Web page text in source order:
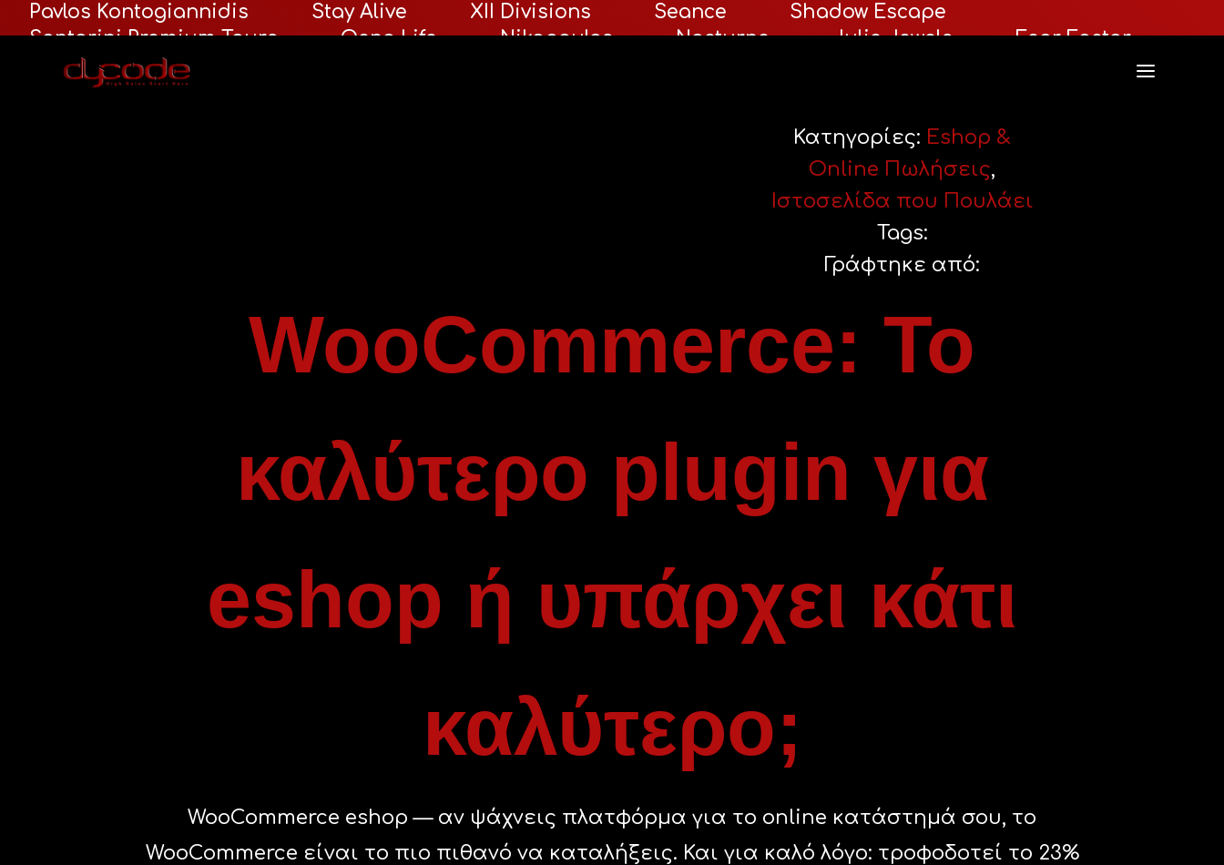
Κατηγορίες: Eshop &
Online Πωλήσεις,
Ιστοσελίδα που Πουλάει
Tags:
Γράφτηκε από:
WooCommerce: Το
καλύτερο plugin για
eshop ή υπάρχει κάτι
καλύτερο;
WooCommerce eshop — αν ψάχνεις πλατφόρμα για το online κατάστημά σου, το
WooCommerce είναι το πιο πιθανό να καταλήξεις. Και για καλό λόγο: τροφοδοτεί το 23%
Pavlos Kontogiannidis Stay Alive XII Divisions Seance
Shadow Escape
Santorini Premium Tours
Oeno Life Nikopoulos Nocturne Julie Jewels
Fear Factor
Fortis Fortuna Adiuvat